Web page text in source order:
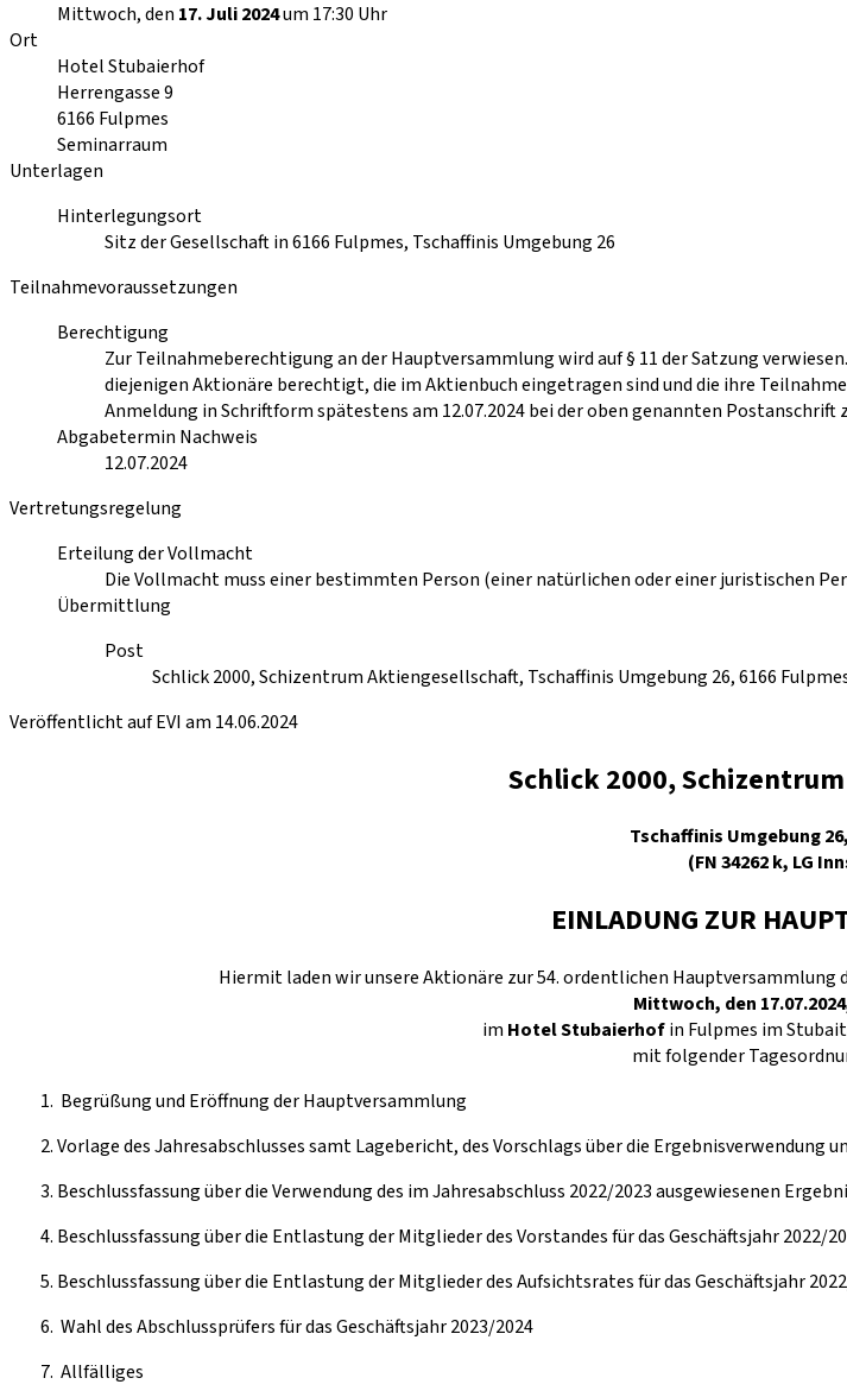
Mittwoch, den 17. Juli 2024um 17:30 Uhr
Ort
Hotel Stubaierhof
Herrengasse 9
6166 Fulpmes
Seminarraum
Unterlagen
Hinterlegungsort
Sitz der Gesellschaft in 6166 Fulpmes, Tschaffinis Umgebung 26
Teilnahmevoraussetzungen
Berechtigung
Zur Teilnahmeberechtigung an der Hauptversammlung wird auf § 11 der Satzung
diejenigen Aktionäre berechtigt, die im Aktienbuch eingetragen sind und die ihre
Anmeldung in Schriftform spätestens am 12.07.2024 bei der oben genannten Postanschrift
Abgabetermin Nachweis
12.07.2024
Vertretungsregelung
Erteilung der Vollmacht
Die Vollmacht muss einer bestimmten Person (einer natürlichen oder einer juristischen
Übermittlung
Post
Schlick 2000, Schizentrum Aktiengesellschaft, Tschaffinis Umgebung 26, 6166
Veröffentlicht auf EVI am 14.06.2024
Schlick 2000,
Tschaffinis Umgebung
(FN 34262 k, LG
EINLADUNG ZUR
Hiermit laden wir unsere Aktionäre zur 54. ordentlichen Hauptversammlung
Mittwoch, den
im Hotel Stubaierhofin Fulpmes im
mit folgender
Begrüßung und Eröffnung der Hauptversammlung
Vorlage des Jahresabschlusses samt Lagebericht, des Vorschlags über die
Beschlussfassung über die Verwendung des im Jahresabschluss 2022/2023 ausgewiesenen
Beschlussfassung über die Entlastung der Mitglieder des Vorstandes für das Geschäftsjahr 2022/
Beschlussfassung über die Entlastung der Mitglieder des Aufsichtsrates für das Geschäftsjahr
Wahl des Abschlussprüfers für das Geschäftsjahr 2023/2024
Allfälliges